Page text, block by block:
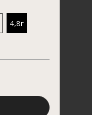
4,8г